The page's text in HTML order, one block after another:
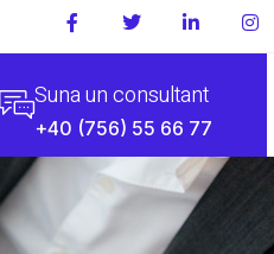
Suna un consultant
+40 (756) 55 66 77